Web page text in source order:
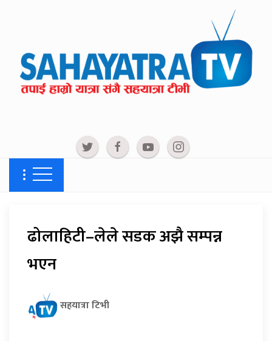
ढोलाहिटी–लेले सडक अझै सम्पन्न
भएन
सहयात्रा टिभी